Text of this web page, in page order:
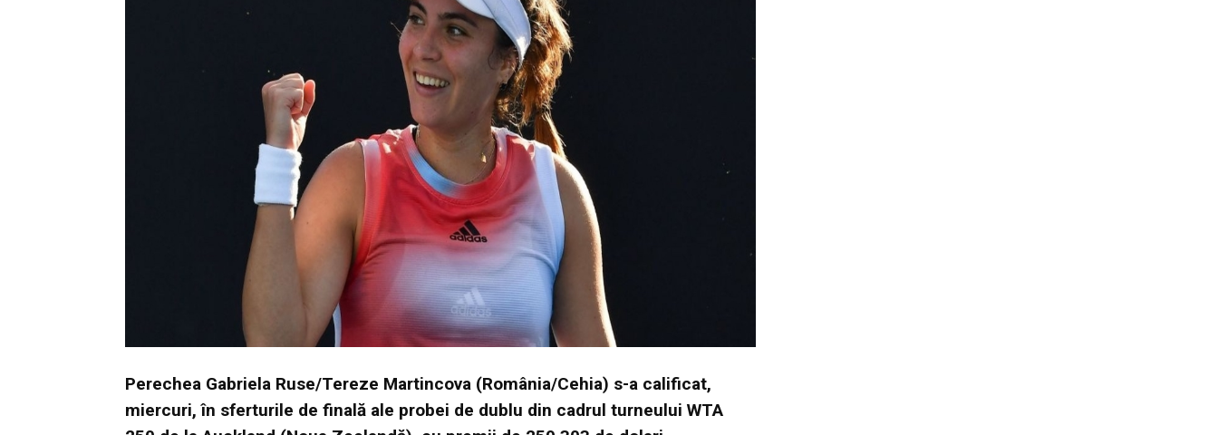
Perechea Gabriela Ruse/Tereze Martincova (România/Cehia) s-a calificat,
miercuri, în sferturile de finală ale probei de dublu din cadrul turneului WTA